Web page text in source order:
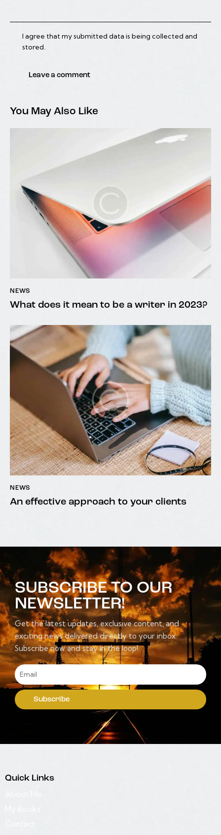
I agree that my submitted data is being collected and
stored.
You May Also Like
NEWS
What does it mean to be a writer in 2023?
NEWS
An effective approach to your clients
SUBSCRIBE TO OUR
NEWSLETTER!
Get the latest updates, exclusive content, and
exciting news delivered directly to your inbox.
Subscribe now and stay in the loop!
Subscribe
Quick Links